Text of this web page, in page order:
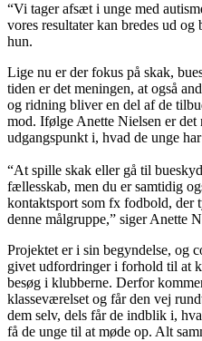
“Vi tager afsæt i unge med
vores resultater kan bredes ud
hun.
Lige nu er der fokus på skak,
tiden er det meningen, at også
og ridning bliver en del af de
mod. Ifølge Anette Nielsen er
udgangspunkt i, hvad de unge
“At spille skak eller gå til
fællesskab, men du er samtidig
kontaktsport som fx fodbold,
denne målgruppe,” siger Anette
Projektet er i sin begyndelse, og
givet udfordringer i forhold til at
besøg i klubberne. Derfor
klasseværelset og får den vej
dem selv, dels får de indblik i,
få de unge til at møde op. Alt